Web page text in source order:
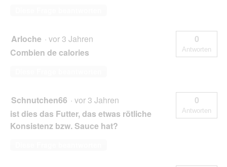
Arloche · vor 3 Jahren
Combien de calories
0
Antworten
Schnutchen66 · vor 3 Jahren
ist dies das Futter, das etwas rötliche
Konsistenz bzw. Sauce hat?
0
Antworten